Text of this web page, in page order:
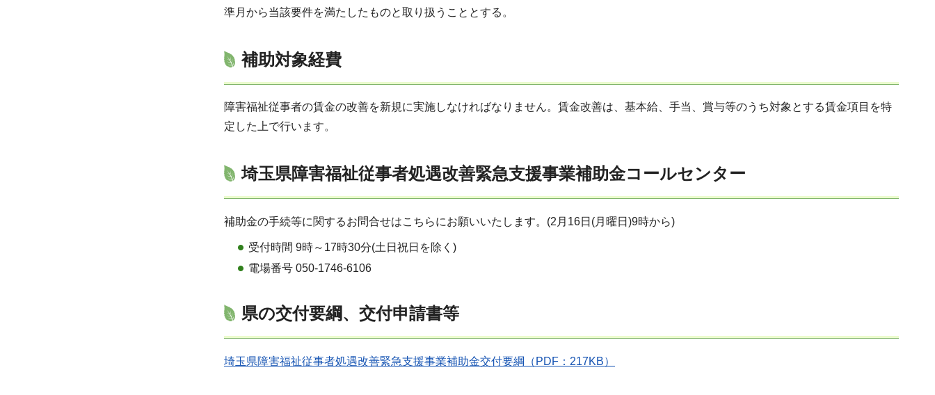
準月から当該要件を満たしたものと取り扱うこととする。
補助対象経費
障害福祉従事者の賃金の改善を新規に実施しなければなりません。賃金改善は、基本給、手当、賞与等のうち対象とする賃金項目を特
定した上で行います。
埼玉県障害福祉従事者処遇改善緊急支援事業補助金コールセンター
補助金の手続等に関するお問合せはこちらにお願いいたします。(2月16日(月曜日)9時から)
受付時間 9時～17時30分(土日祝日を除く)
電場番号 050-1746-6106
県の交付要綱、交付申請書等
埼玉県障害福祉従事者処遇改善緊急支援事業補助金交付要綱（PDF：217KB）